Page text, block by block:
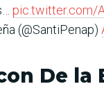
pic.twitter.com/
(@SantiPenap)
De la